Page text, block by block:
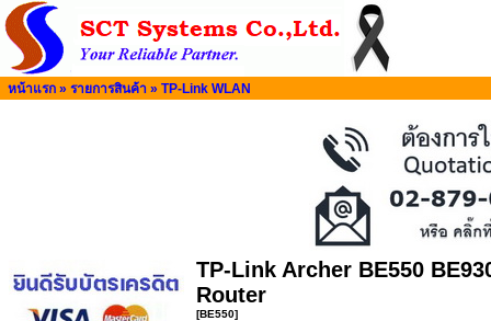
หน้าแรก » รายการสินค้า » TP-Link WLAN
TP-Link Archer BE550
Router
[BE550]